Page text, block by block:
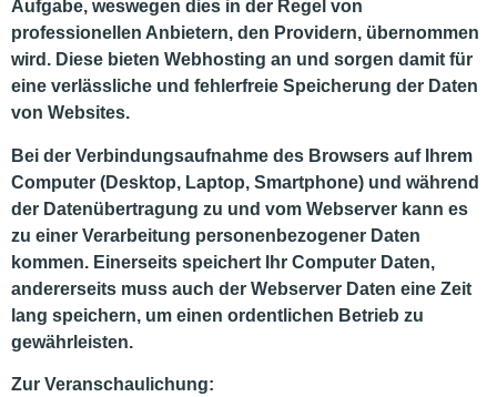
Aufgabe, weswegen dies in der Regel von
professionellen Anbietern, den Providern, übernommen
wird. Diese bieten Webhosting an und sorgen damit für
eine verlässliche und fehlerfreie Speicherung der Daten
von Websites.
Bei der Verbindungsaufnahme des Browsers auf Ihrem
Computer (Desktop, Laptop, Smartphone) und während
der Datenübertragung zu und vom Webserver kann es
zu einer Verarbeitung personenbezogener Daten
kommen. Einerseits speichert Ihr Computer Daten,
andererseits muss auch der Webserver Daten eine Zeit
lang speichern, um einen ordentlichen Betrieb zu
gewährleisten.
Zur Veranschaulichung: